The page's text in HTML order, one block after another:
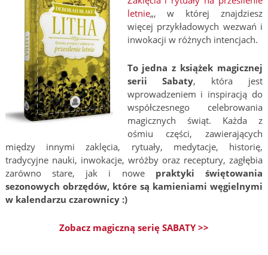
letnie„, w której znajdziesz
więcej przykładowych wezwań i
inwokacji w różnych intencjach.
To jedna z książek magicznej
serii Sabaty, która jest
wprowadzeniem i inspiracją do
współczesnego celebrowania
magicznych świąt. Każda z
ośmiu części, zawierających
między innymi zaklęcia, rytuały, medytacje, historię,
tradycyjne nauki, inwokacje, wróżby oraz receptury, zagłębia
zarówno stare, jak i nowe praktyki świętowania
sezonowych obrzędów, które są kamieniami węgielnymi
w kalendarzu czarownicy :)
Zobacz magiczną serię SABATY >>